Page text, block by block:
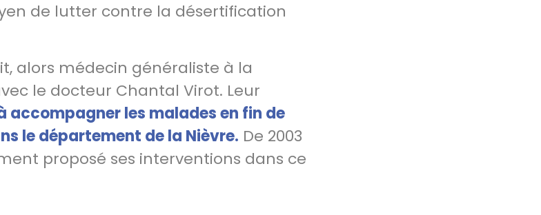
de lutter contre la désertification
alors médecin généraliste à la
le docteur Chantal Virot. Leur
accompagner les malades en fin de
le département de la Nièvre. De 2003
proposé ses interventions dans ce